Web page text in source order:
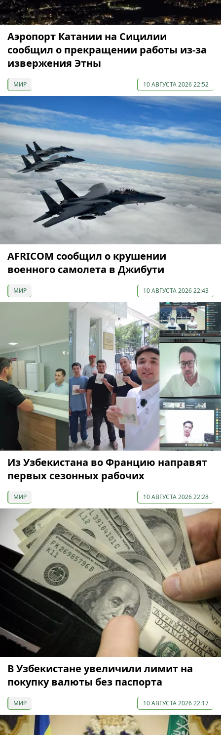
Аэропорт Катании на Сицилии
сообщил о прекращении работы из-за
извержения Этны
МИР 10 АВГУСТА 2026 22:52
AFRICOM сообщил о крушении
военного самолета в Джибути
МИР 10 АВГУСТА 2026 22:43
Из Узбекистана во Францию направят
первых сезонных рабочих
МИР 10 АВГУСТА 2026 22:28
В Узбекистане увеличили лимит на
покупку валюты без паспорта
МИР 10 АВГУСТА 2026 22:17